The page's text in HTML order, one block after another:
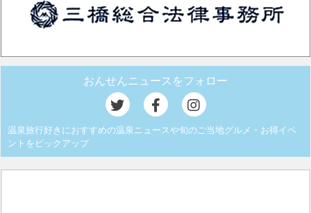
おんせんニュースをフォロー
温泉旅行好きにおすすめの温泉ニュースや旬のご当地グルメ・お得イベ
ントをピックアップ